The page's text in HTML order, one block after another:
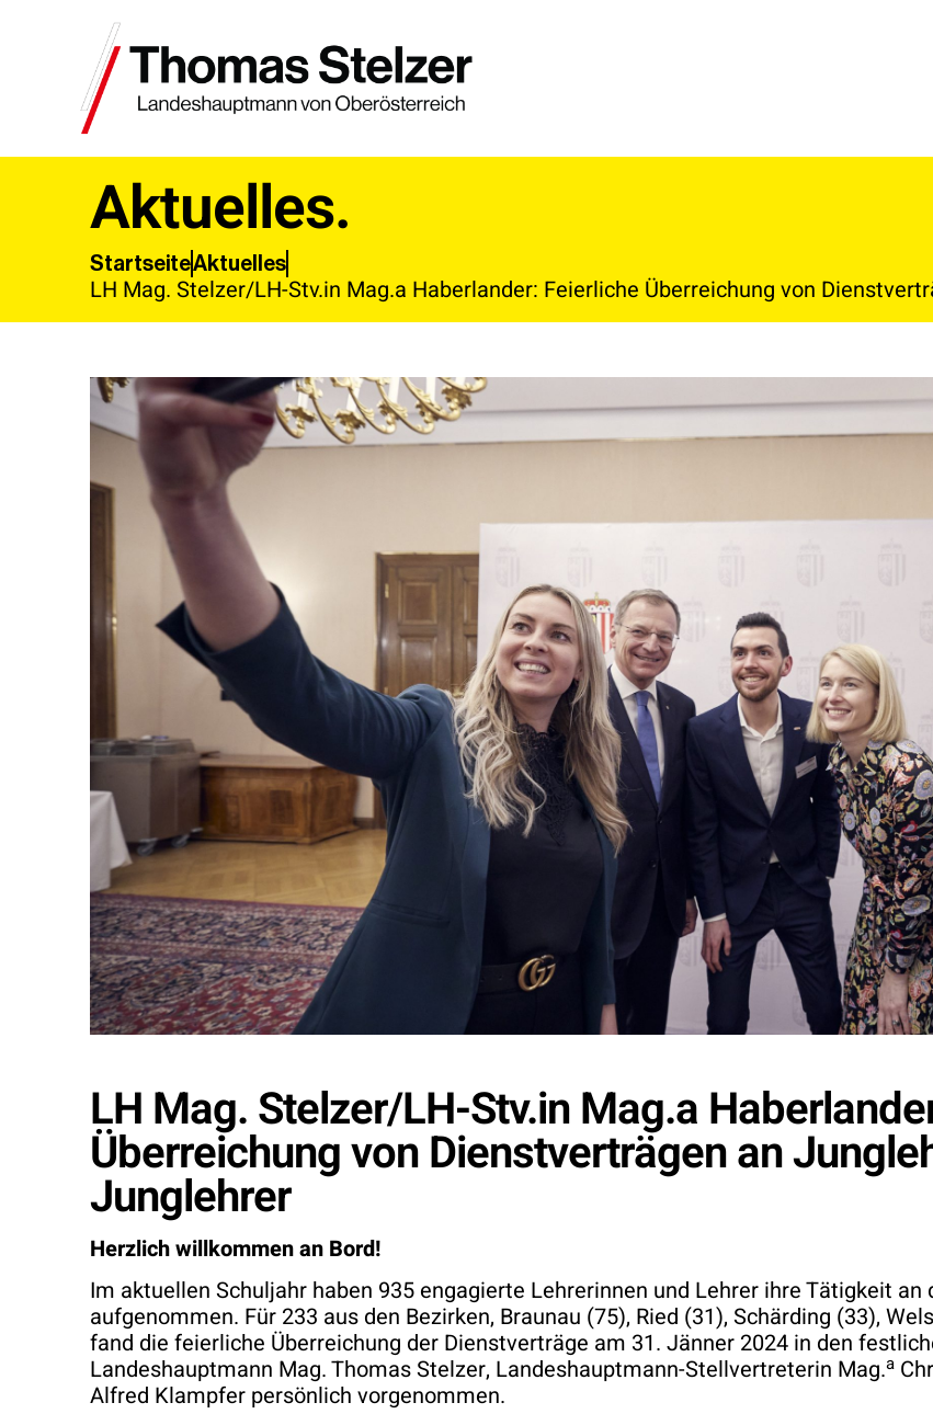
Aktuelles.
StartseiteAktuelles
LH Mag. Stelzer/LH-Stv.in Mag.a Haberlander: Feierliche Überreichung von
LH Mag. Stelzer/LH-Stv.in Mag.a
Überreichung von Dienstverträgen an
Junglehrer
Herzlich willkommen an Bord!
Im aktuellen Schuljahr haben 935 engagierte Lehrerinnen und Lehrer ihre Tätigkeit an
aufgenommen. Für 233 aus den Bezirken, Braunau (75), Ried (31), Schärding (33),
fand die feierliche Überreichung der Dienstverträge am 31. Jänner 2024 in den
Landeshauptmann Mag. Thomas Stelzer, Landeshauptmann-Stellvertreterin Mag.a
Alfred Klampfer persönlich vorgenommen.